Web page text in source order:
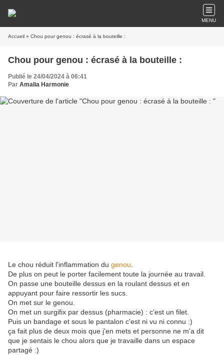
MENU
Accueil » Chou pour genou : écrasé à la bouteille :
Chou pour genou : écrasé à la bouteille :
Publié le 24/04/2024 à 06:41
Par Amalia Harmonie
Le chou réduit l'inflammation du genou
De plus on peut le porter facilement toute la journée au travail.
On passe une bouteille dessus en la roulant dessus et en
appuyant pour faire ressortir les sucs.
On met sur le genou.
On met un surgifix par dessus (pharmacie) : c'est un filet.
Puis un bandage et sous le pantalon c'est ni vu ni connu :)
ça fait plus de deux mois que j'en mets et personne ne m'a dit
que je sentais le chou alors que je travaille dans un espace
partagé :)